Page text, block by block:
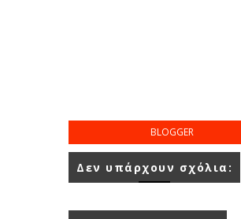
BLOGGER
Δεν υπάρχουν σχόλια: